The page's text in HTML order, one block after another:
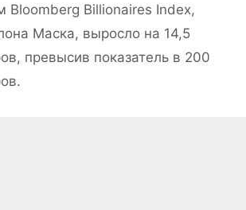
Bloomberg Billionaires Index,
Маска, выросло на 14,5
превысив показатель в 200